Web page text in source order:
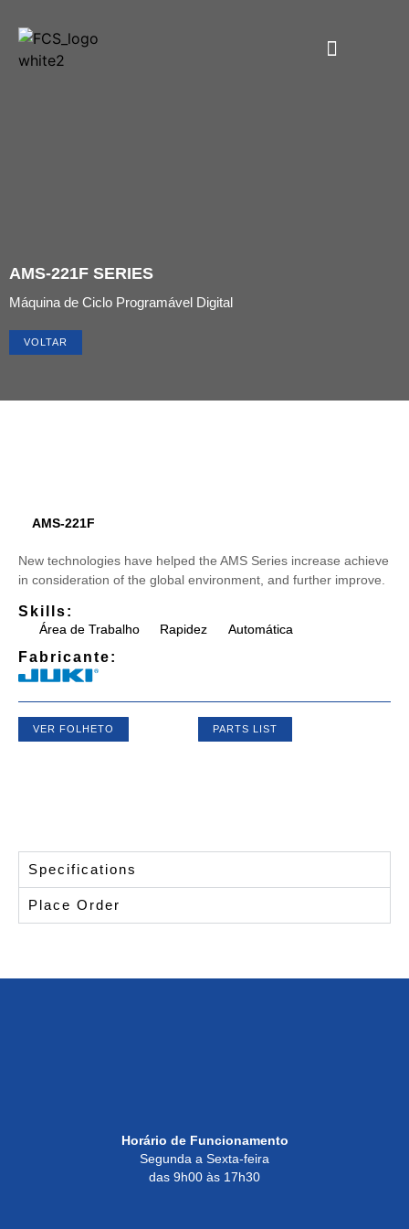
AMS-221F SERIES
Máquina de Ciclo Programável Digital
VOLTAR
AMS-221F
New technologies have helped the AMS Series increase achieve
in consideration of the global environment, and further improve.
Skills:
Área de Trabalho Rapidez Automática
Fabricante:
VER FOLHETO PARTS LIST
Specifications
Place Order
Horário de Funcionamento
Segunda a Sexta-feira
das 9h00 às 17h30